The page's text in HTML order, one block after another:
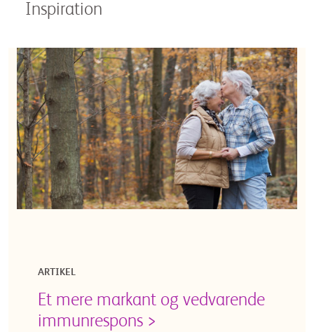
Inspiration
ARTIKEL
Et mere markant og vedvarende
immunrespons >